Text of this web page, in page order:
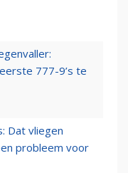
777-9’s te
Dat vliegen
probleem voor